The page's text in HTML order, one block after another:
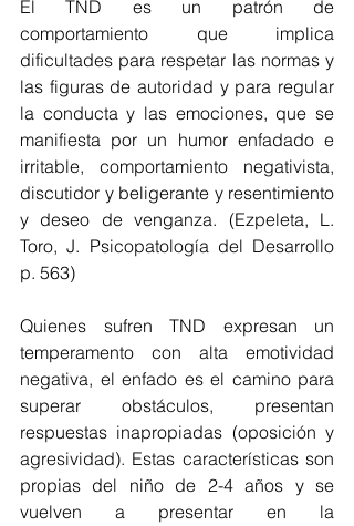
El TND es un patrón de
comportamiento que implica
dificultades para respetar las normas y
las figuras de autoridad y para regular
la conducta y las emociones, que se
manifiesta por un humor enfadado e
irritable, comportamiento negativista,
discutidor y beligerante y resentimiento
y deseo de venganza. (Ezpeleta, L.
Toro, J. Psicopatología del Desarrollo
p. 563)
Quienes sufren TND expresan un
temperamento con alta emotividad
negativa, el enfado es el camino para
superar obstáculos, presentan
respuestas inapropiadas (oposición y
agresividad). Estas características son
propias del niño de 2-4 años y se
vuelven a presentar en la